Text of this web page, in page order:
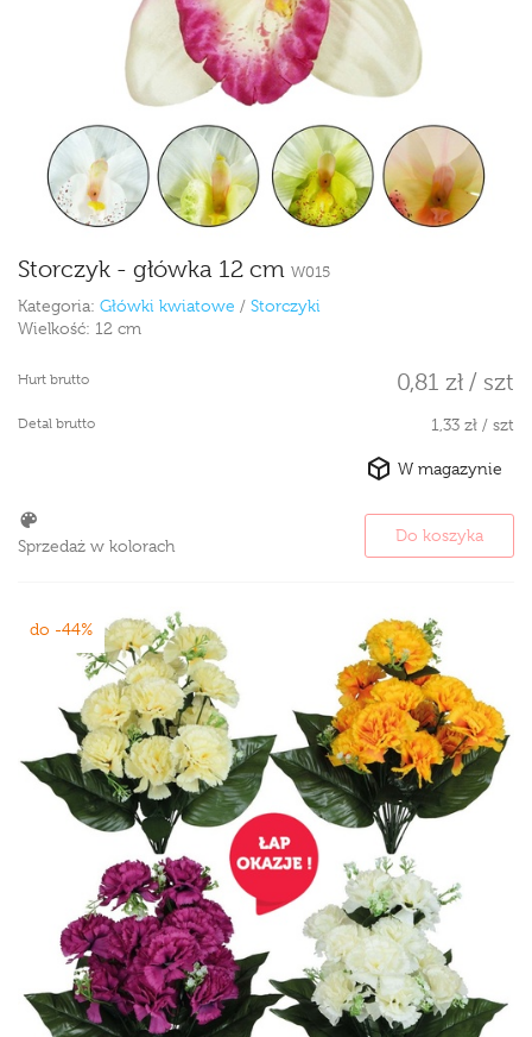
Storczyk - główka 12 cm W015
Kategoria: Główki kwiatowe / Storczyki
Wielkość: 12 cm
Hurt brutto 0,81 zł / szt
Detal brutto 1,33 zł / szt
Sprzedaż w kolorach
W magazynie
Do koszyka
do -44%